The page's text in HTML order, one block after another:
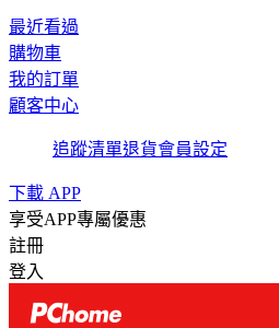
最近看過
購物車
我的訂單
顧客中心
追蹤清單退貨會員設定
下載 APP
享受APP專屬優惠
註冊
登入